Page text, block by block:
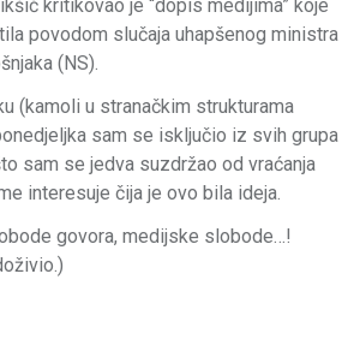
kritikovao je “dopis medijima” koje
povodom slučaja uhapšenog ministra
(NS).
(kamoli u stranačkim strukturama
sam se isključio iz svih grupa
sam se jedva suzdržao od vraćanja
interesuje čija je ovo bila ideja.
govora, medijske slobode…!